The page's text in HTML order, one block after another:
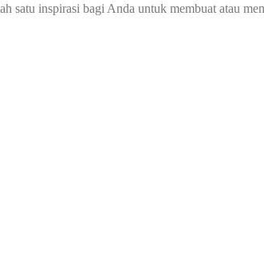
inspirasi bagi Anda untuk membuat atau